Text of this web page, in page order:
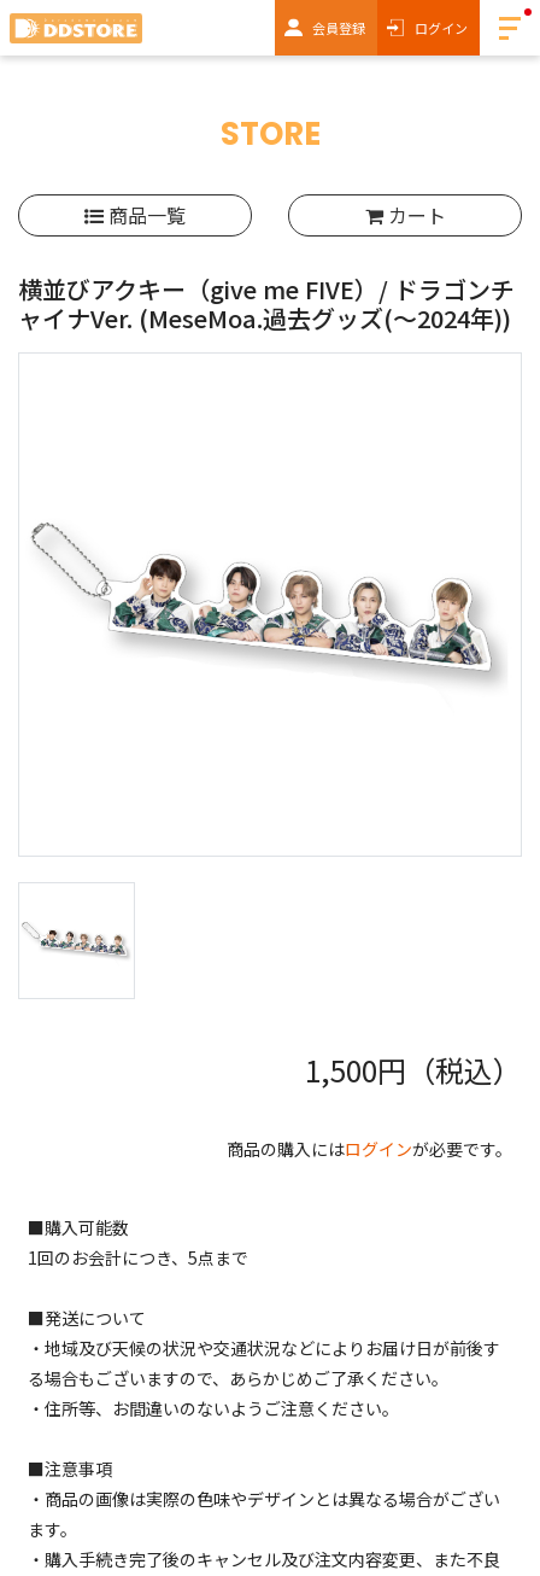
会員登録 ログイン
STORE
商品一覧 カート
横並びアクキー（give me FIVE）/ ドラゴンチ
ャイナVer. (MeseMoa.過去グッズ(～2024年))
1,500円（税込）
商品の購入にはログインが必要です。
■購入可能数
1回のお会計につき、5点まで
■発送について
・地域及び天候の状況や交通状況などによりお届け日が前後す
る場合もございますので、あらかじめご了承ください。
・住所等、お間違いのないようご注意ください。
■注意事項
・商品の画像は実際の色味やデザインとは異なる場合がござい
ます。
・購入手続き完了後のキャンセル及び注文内容変更、また不良